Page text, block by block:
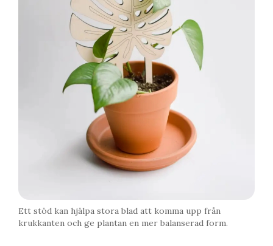
Ett stöd kan hjälpa stora blad att komma upp från
krukkanten och ge plantan en mer balanserad form.